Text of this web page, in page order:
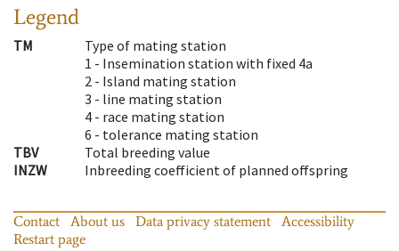
Legend
TM
Type of mating station
1 - Insemination station with fixed 4a
2 - Island mating station
3 - line mating station
4 - race mating station
6 - tolerance mating station
TBV
Total breeding value
INZW
Inbreeding coefficient of planned offspring
Contact About us Data privacy statement
Accessibility
Restart page